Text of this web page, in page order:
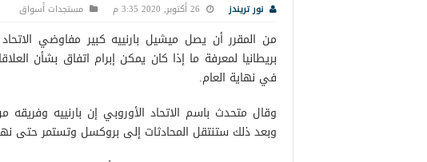
نور تريندز 26 أكتوبر, 2020 3:35 م مستجدات أسواق
من المقرر أن يصل ميشيل بارنييه كبير مفاوضي
بريطانيا لمعرفة ما إذا كان يمكن إبرام اتفاق بشأن
في نهاية العام.
وقال متحدث باسم الاتحاد الأوروبي إن بارنييه
وبعد ذلك ستنتقل المحادثات إلى بروكسل وتستمر حتى